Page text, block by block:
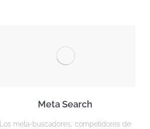
Meta Search
Los meta-buscadores, competidores de